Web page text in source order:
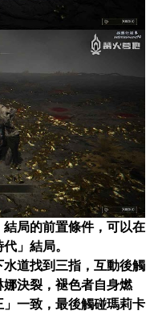
局的前置條件，可以在
」結局。
水道找到三指，互動後觸
決裂，褪色者自身燃
一致，最後觸碰瑪莉卡